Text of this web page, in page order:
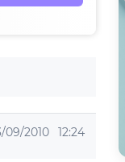
09/2010 12:24